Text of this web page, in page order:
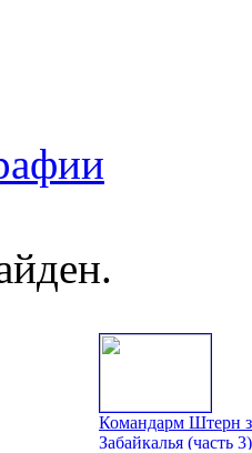
Командарм Штерн
Забайкалья (часть 3)